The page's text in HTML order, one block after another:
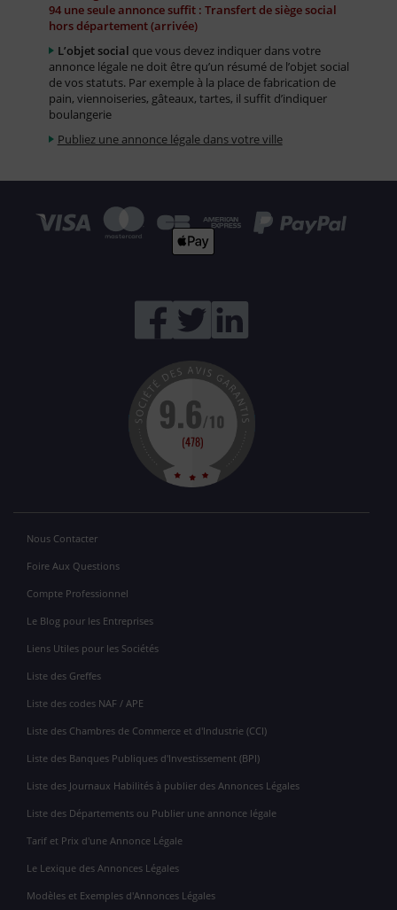
94 une seule annonce suffit : Transfert de siège social
hors département (arrivée)
L’objet social que vous devez indiquer dans votre
annonce légale ne doit être qu’un résumé de l’objet social
de vos statuts. Par exemple à la place de fabrication de
pain, viennoiseries, gâteaux, tartes, il suffit d’indiquer
boulangerie
Publiez une annonce légale dans votre ville
Nous Contacter
Foire Aux Questions
Compte Professionnel
Le Blog pour les Entreprises
Liens Utiles pour les Sociétés
Liste des Greffes
Liste des codes NAF / APE
Liste des Chambres de Commerce et d'Industrie (CCI)
Liste des Banques Publiques d'Investissement (BPI)
Liste des Journaux Habilités à publier des Annonces Légales
Liste des Départements ou Publier une annonce légale
Tarif et Prix d'une Annonce Légale
Le Lexique des Annonces Légales
Modèles et Exemples d'Annonces Légales